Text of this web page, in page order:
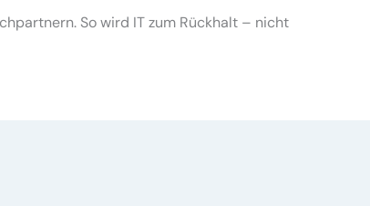
So wird IT zum Rückhalt – nicht